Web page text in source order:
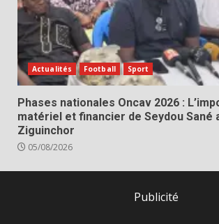
Actualités Football Sport
Phases nationales Oncav 2026 :
matériel et financier de Seydou Sané
Ziguinchor
05/08/2026
Publicité